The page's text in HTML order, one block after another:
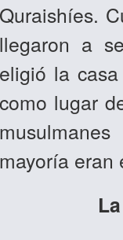
Quraishíes.
llegaron a
eligió la
como lugar
mayoría eran